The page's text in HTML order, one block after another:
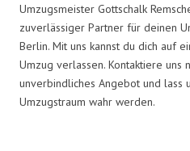
Umzugsmeister Gottschalk
zuverlässiger Partner für deinen
Berlin. Mit uns kannst du dich auf
Umzug verlassen. Kontaktiere uns
unverbindliches Angebot und lass
Umzugstraum wahr werden.